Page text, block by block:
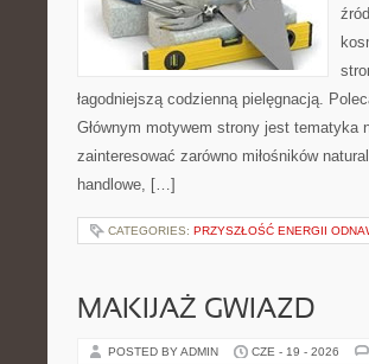
łagodniejszą codzienną pielęgnacją.
Głównym motywem strony jest tematyka
zainteresować zarówno miłośników
handlowe, […]
CATEGORIES: PRZYSZŁOŚĆ ENERGII
MAKIJAŻ GWIAZD
POSTED BY ADMIN CZE - 19 - 2026